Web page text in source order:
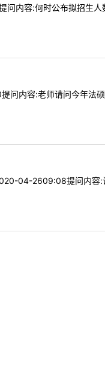
内容:何时公布拟招生人
内容:老师请问今年法
04-2609:08提问内容: